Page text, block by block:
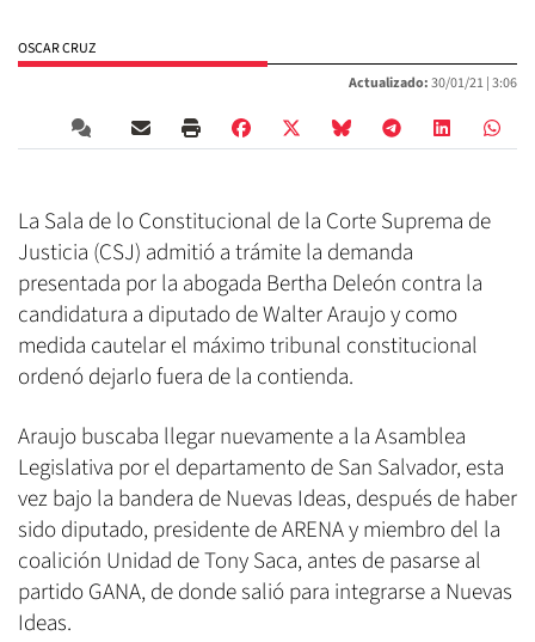
OSCAR CRUZ
Actualizado:30/01/21 |3:06
La Sala de lo Constitucional de la Corte Suprema de
Justicia (CSJ) admitió a trámite la demanda
presentada por la abogada Bertha Deleón contra la
candidatura a diputado de Walter Araujo y como
medida cautelar el máximo tribunal constitucional
ordenó dejarlo fuera de la contienda.
Araujo buscaba llegar nuevamente a la Asamblea
Legislativa por el departamento de San Salvador, esta
vez bajo la bandera de Nuevas Ideas, después de haber
sido diputado, presidente de ARENA y miembro del la
coalición Unidad de Tony Saca, antes de pasarse al
partido GANA, de donde salió para integrarse a Nuevas
Ideas.